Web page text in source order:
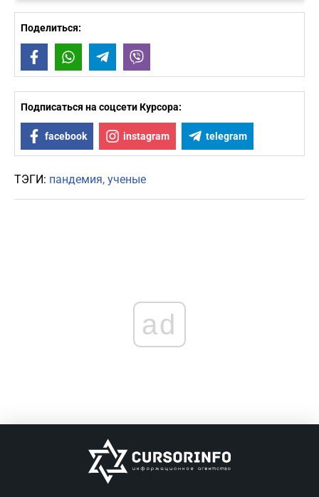
Поделиться:
FacebookWhatsAppTelegram
Подписаться на соцсети Курсора:
facebook instagram telegram
ТЭГИ: пандемия ученые
ad